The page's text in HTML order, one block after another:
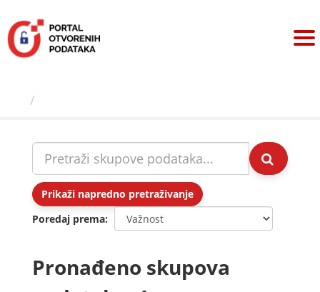
sadržaj
Prikaži napredno pretraživanje
Poredaj prema
Pronađeno skupova